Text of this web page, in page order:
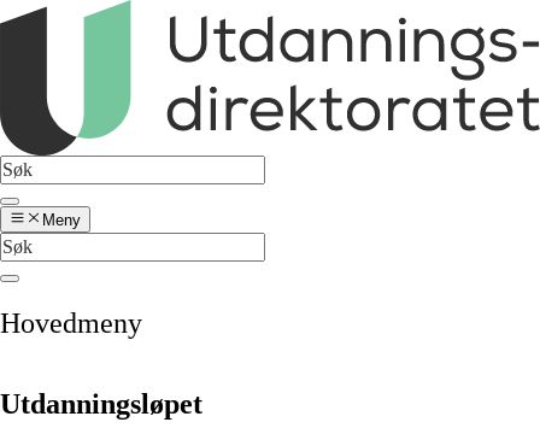
Meny
Hovedmeny
Utdanningsløpet